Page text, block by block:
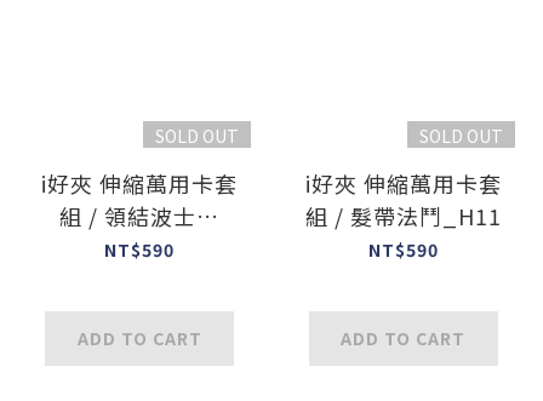
SOLD OUT
i好夾 伸縮萬用卡套
組 / 領結波士頓
_H10
NT$590
ADD TO CART
SOLD OUT
i好夾 伸縮萬用卡套
組 / 髮帶法鬥_H11
NT$590
ADD TO CART